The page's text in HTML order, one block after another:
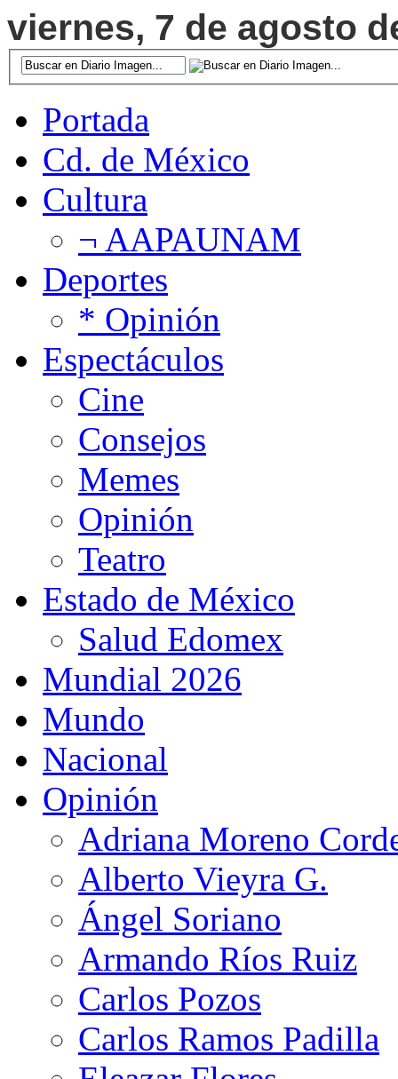
viernes, 7 de agosto
Portada
Cd. de México
Cultura
¬ AAPAUNAM
Deportes
* Opinión
Espectáculos
Cine
Consejos
Memes
Opinión
Teatro
Estado de México
Salud Edomex
Mundial 2026
Mundo
Nacional
Opinión
Adriana Moreno
Alberto Vieyra G.
Ángel Soriano
Armando Ríos Ruiz
Carlos Pozos
Carlos Ramos Padilla